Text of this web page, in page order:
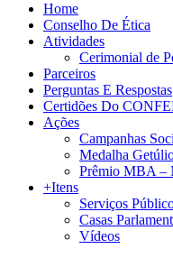
Home
Conselho De Ética
Atividades
Cerimonial de
Parceiros
Perguntas E Respostas
Certidões Do
Ações
Campanhas
Medalha
Prêmio MBA –
+Itens
Serviços
Casas
Vídeos